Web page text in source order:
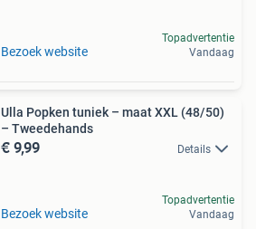
Bezoek website
Topadvertentie
Vandaag
Ulla Popken tuniek – maat XXL (48/50)
– Tweedehands
€ 9,99 Details
Bezoek website
Topadvertentie
Vandaag